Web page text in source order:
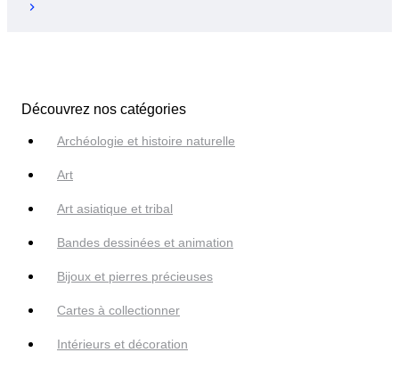
Découvrez nos catégories
Archéologie et histoire naturelle
Art
Art asiatique et tribal
Bandes dessinées et animation
Bijoux et pierres précieuses
Cartes à collectionner
Intérieurs et décoration